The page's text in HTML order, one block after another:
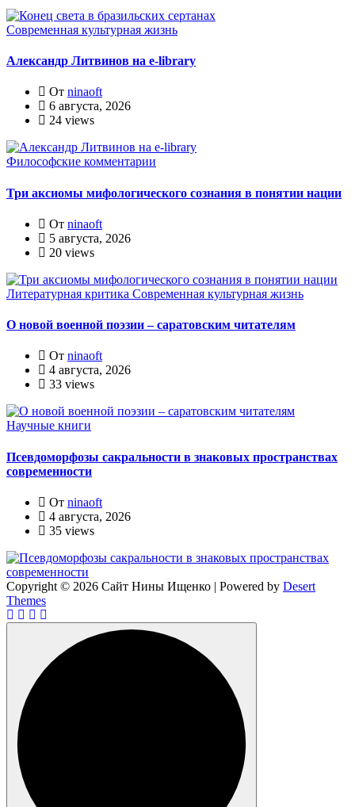
Современная культурная жизнь
Александр Литвинов на e-library
От ninaoft
6 августа, 2026
24 views
Философские комментарии
Три аксиомы мифологического сознания в понятии нации
От ninaoft
5 августа, 2026
20 views
Литературная критика Современная культурная жизнь
О новой военной поэзии – саратовским читателям
От ninaoft
4 августа, 2026
33 views
Научные книги
Псевдоморфозы сакральности в знаковых пространствах
современности
От ninaoft
4 августа, 2026
35 views
Copyright © 2026 Сайт Нины Ищенко | Powered by Desert
Themes